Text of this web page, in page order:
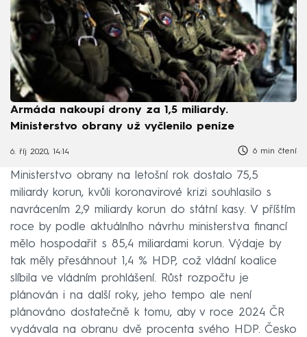
Armáda nakoupí drony za 1,5 miliardy.
Ministerstvo obrany už vyčlenilo peníze
6. říj 2020, 14:14 6 min čtení
Ministerstvo obrany na letošní rok dostalo 75,5
miliardy korun, kvůli koronavirové krizi souhlasilo s
navrácením 2,9 miliardy korun do státní kasy. V příštím
roce by podle aktuálního návrhu ministerstva financí
mělo hospodařit s 85,4 miliardami korun. Výdaje by
tak měly přesáhnout 1,4 % HDP, což vládní koalice
slíbila ve vládním prohlášení. Růst rozpočtu je
plánován i na další roky, jeho tempo ale není
plánováno dostatečně k tomu, aby v roce 2024 ČR
vydávala na obranu dvě procenta svého HDP. Česko